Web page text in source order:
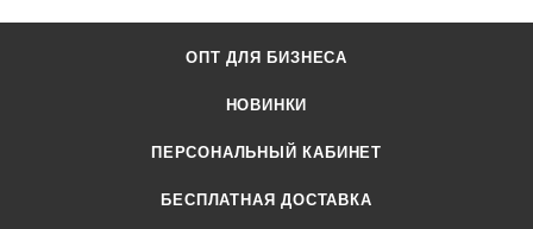
ОПТ ДЛЯ БИЗНЕСА
НОВИНКИ
ПЕРСОНАЛЬНЫЙ КАБИНЕТ
БЕСПЛАТНАЯ ДОСТАВКА